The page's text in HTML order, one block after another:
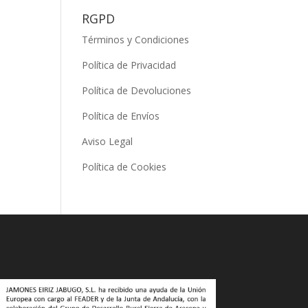
RGPD
Términos y Condiciones
Política de Privacidad
Política de Devoluciones
Política de Envíos
Aviso Legal
Política de Cookies